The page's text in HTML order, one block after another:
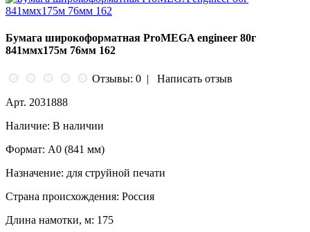
Бумага широкоформатная ProMEGA engineer 80г
841ммx175м 76мм 162
Отзывы: 0 |
Написать отзыв
Арт. 2031888
Наличие: В наличии
Формат: А0 (841 мм)
Назначение: для струйной печати
Страна происхождения: Россия
Длина намотки, м: 175